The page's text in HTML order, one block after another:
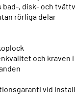
bad-, disk- och
rörliga delar
och kraven
vid